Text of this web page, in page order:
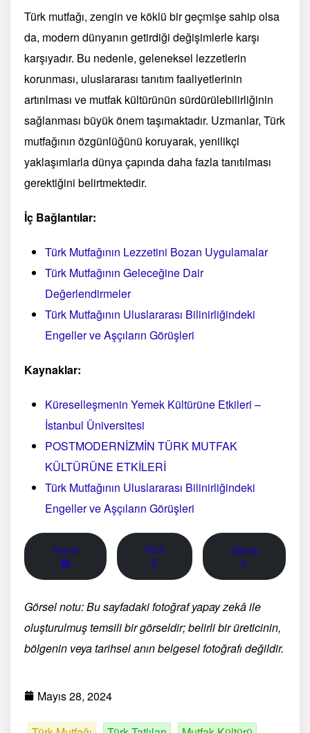
Türk mutfağı, zengin ve köklü bir geçmişe sahip olsa
da, modern dünyanın getirdiği değişimlerle karşı
karşıyadır. Bu nedenle, geleneksel lezzetlerin
korunması, uluslararası tanıtım faaliyetlerinin
artırılması ve mutfak kültürünün sürdürülebilirliğinin
sağlanması büyük önem taşımaktadır. Uzmanlar, Türk
mutfağının özgünlüğünü koruyarak, yenilikçi
yaklaşımlarla dünya çapında daha fazla tanıtılması
gerektiğini belirtmektedir.
İç Bağlantılar:
Türk Mutfağının Lezzetini Bozan Uygulamalar
Türk Mutfağının Geleceğine Dair
Değerlendirmeler
Türk Mutfağının Uluslararası Bilinirliğindeki
Engeller ve Aşçıların Görüşleri
Kaynaklar:
Küreselleşmenin Yemek Kültürüne Etkileri –
İstanbul Üniversitesi
POSTMODERNİZMİN TÜRK MUTFAK
KÜLTÜRÜNE ETKİLERİ
Türk Mutfağının Uluslararası Bilinirliğindeki
Engeller ve Aşçıların Görüşleri
Yazdır
🖨
PDF
📄
eBook
📱
Görsel notu: Bu sayfadaki fotoğraf yapay zekâ ile
oluşturulmuş temsili bir görseldir; belirli bir üreticinin,
bölgenin veya tarihsel anın belgesel fotoğrafı değildir.
Mayıs 28, 2024